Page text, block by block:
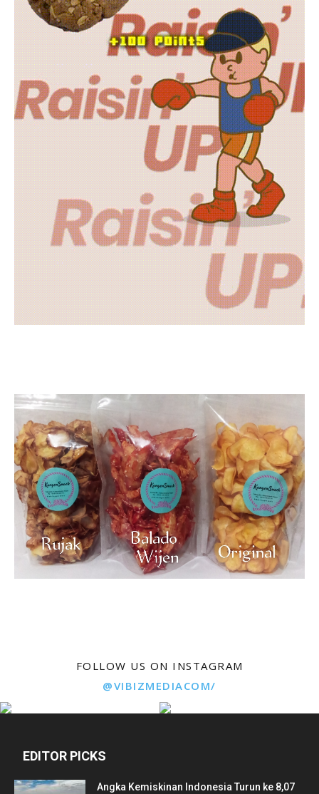
FOLLOW US ON INSTAGRAM
@VIBIZMEDIACOM/
EDITOR PICKS
Angka Kemiskinan Indonesia Turun ke 8,07